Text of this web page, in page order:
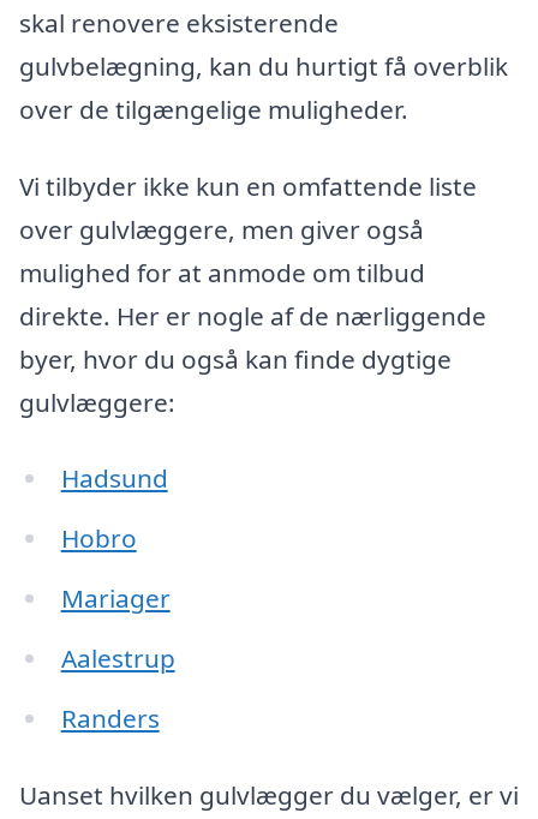
skal renovere eksisterende
gulvbelægning, kan du hurtigt få overblik
over de tilgængelige muligheder.
Vi tilbyder ikke kun en omfattende liste
over gulvlæggere, men giver også
mulighed for at anmode om tilbud
direkte. Her er nogle af de nærliggende
byer, hvor du også kan finde dygtige
gulvlæggere:
Hadsund
Hobro
Mariager
Aalestrup
Randers
Uanset hvilken gulvlægger du vælger, er vi